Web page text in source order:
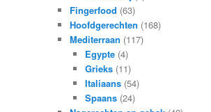
Fingerfood (63)
Hoofdgerechten (168)
Mediterraan (117)
Egypte (4)
Grieks (11)
Italiaans (54)
Spaans (24)